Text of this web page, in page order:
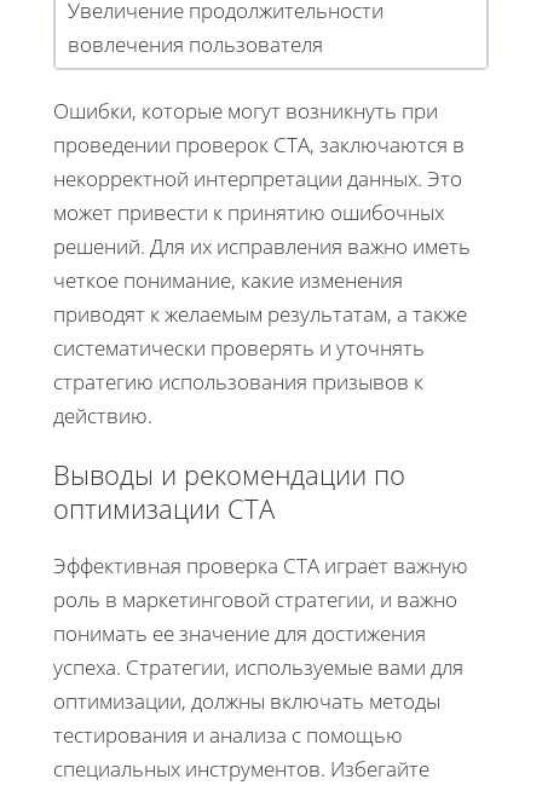
Увеличение продолжительности
вовлечения пользователя
Ошибки, которые могут возникнуть при
проведении проверок CTA, заключаются в
некорректной интерпретации данных. Это
может привести к принятию ошибочных
решений. Для их исправления важно иметь
четкое понимание, какие изменения
приводят к желаемым результатам, а также
систематически проверять и уточнять
стратегию использования призывов к
действию.
Выводы и рекомендации по
оптимизации CTA
Эффективная проверка CTA играет важную
роль в маркетинговой стратегии, и важно
понимать ее значение для достижения
успеха. Стратегии, используемые вами для
оптимизации, должны включать методы
тестирования и анализа с помощью
специальных инструментов. Избегайте